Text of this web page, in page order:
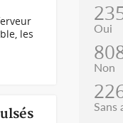
les
Oui
Non
Sans